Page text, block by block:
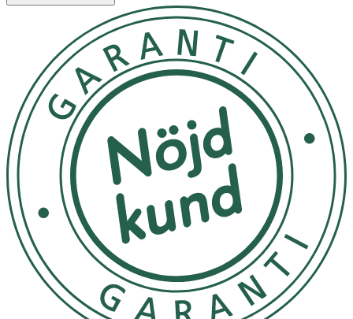
· Överensstämmer med BS 8466
· Storlek: 2–6 år
Användning
Följ anvisningarna på produkten/bruksanvisningen.
Varning: Solexponering ger skador på huden. Hatten
skyddar endast delar som är täckta av hatten och i
mindre utsträckning de områden som är skuggade från
solen. Skuggade områden av ansiktet och halsen samt
andra exponerade områden på kroppen bör skyddas
med solskyddskräm med hög solskyddsfaktor.
Förvaring